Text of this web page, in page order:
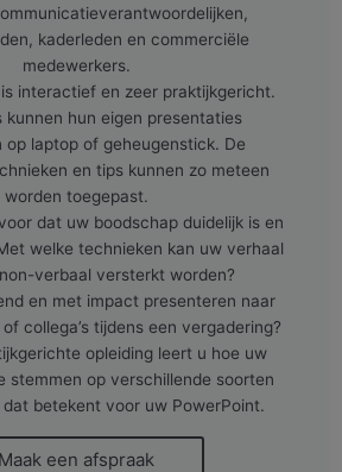
kaderleden en commerciële
medewerkers.
interactief en zeer praktijkgericht.
kunnen hun eigen presentaties
op laptop of geheugenstick. De
en tips kunnen zo meteen
worden toegepast.
dat uw boodschap duidelijk is en
welke technieken kan uw verhaal
verbaal versterkt worden?
en met impact presenteren naar
collega’s tijdens een vergadering?
opleiding leert u hoe uw
stemmen op verschillende soorten
betekent voor uw PowerPoint.
Maak een afspraak